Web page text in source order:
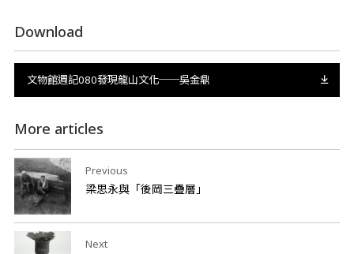
Download
文物館週記080發現龍山文化──吳金鼎
More articles
Previous
梁思永與「後岡三疊層」
Next